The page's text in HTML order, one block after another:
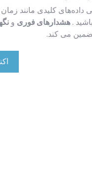
داده‌های کلیدی مانند
. هشدارهای فوری و
می کند.